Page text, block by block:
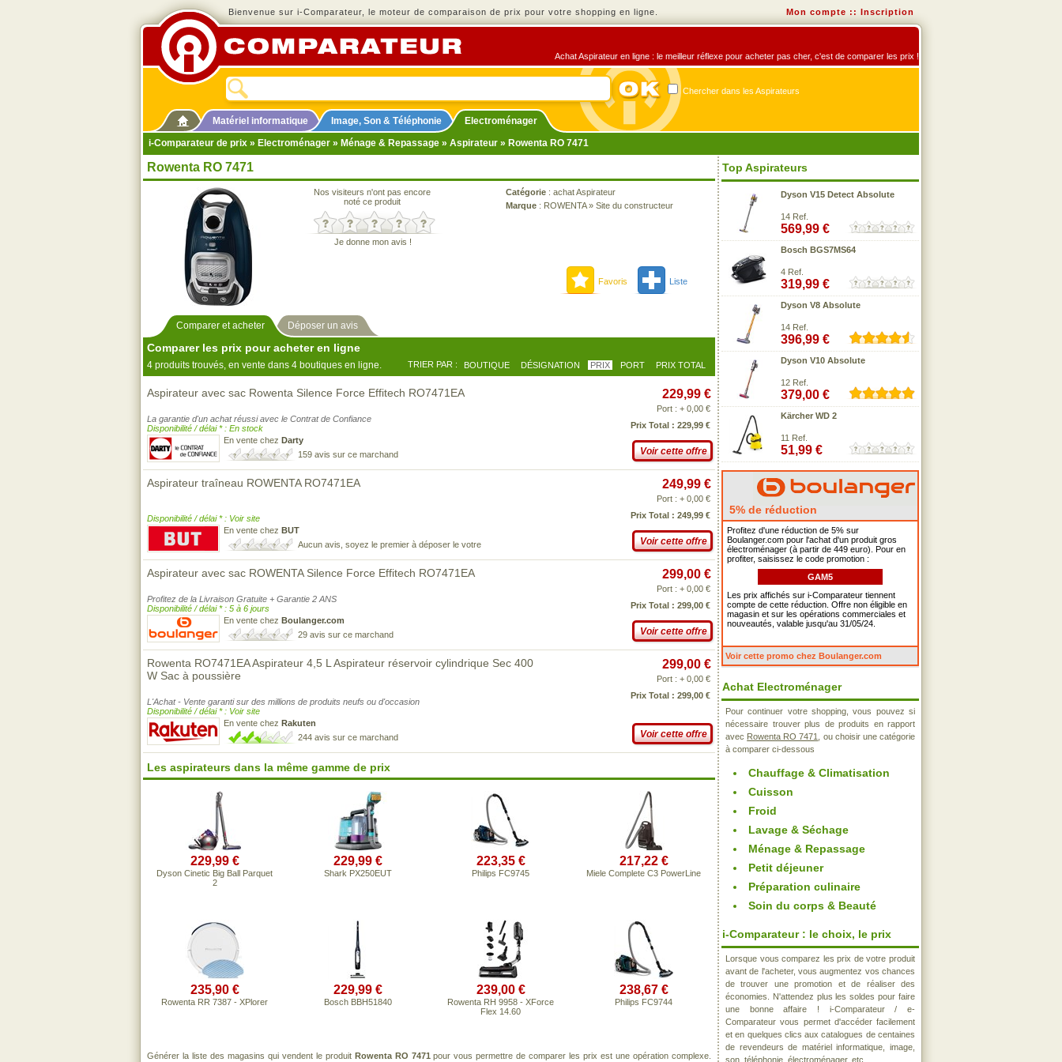
Bienvenue sur i-Comparateur, le moteur de comparaison de prix pour votre shopping en ligne. Mon compte :: Inscription
Achat Aspirateur en ligne : le meilleur réflexe pour acheter pas cher, c'est de comparer les prix !
Chercher dans les Aspirateurs
Matériel informatique Image, Son & Téléphonie
Electroménager
i-Comparateur de prix » Electroménager » Ménage & Repassage » Aspirateur » Rowenta RO 7471
Rowenta RO 7471
Nos visiteurs n'ont pas encore
noté ce produit
Je donne mon avis !
Catégorie : achat Aspirateur
Marque : ROWENTA» Site du constructeur
Favoris Liste
Comparer et acheter Déposer un avis
Comparer les prix pour acheter en ligne
4 produits trouvés, en vente dans 4 boutiques en ligne. TRIER PAR : BOUTIQUE DÉSIGNATION PRIX PORT PRIX TOTAL
Aspirateur avec sac Rowenta Silence Force Effitech RO7471EA
La garantie d'un achat réussi avec le Contrat de Confiance
Disponibilité / délai * : En stock
En vente chez Darty
159 avis sur ce marchand
229,99 €
Port : + 0,00 €
Prix Total : 229,99 €
Voir cette offre
Aspirateur traîneau ROWENTA RO7471EA
Disponibilité / délai * : Voir site
En vente chez BUT
Aucun avis, soyez le premier à déposer le votre
249,99 €
Port : + 0,00 €
Prix Total : 249,99 €
Voir cette offre
Aspirateur avec sac ROWENTA Silence Force Effitech RO7471EA
Profitez de la Livraison Gratuite + Garantie 2 ANS
Disponibilité / délai * : 5 à 6 jours
En vente chez Boulanger.com
29 avis sur ce marchand
299,00 €
Port : + 0,00 €
Prix Total : 299,00 €
Voir cette offre
Rowenta RO7471EA Aspirateur 4,5 L Aspirateur réservoir cylindrique Sec 400
W Sac à poussière
L'Achat - Vente garanti sur des millions de produits neufs ou d'occasion
Disponibilité / délai * : Voir site
En vente chez Rakuten
244 avis sur ce marchand
299,00 €
Port : + 0,00 €
Prix Total : 299,00 €
Voir cette offre
Les aspirateurs dans la même gamme de prix
229,99 €
Dyson Cinetic Big Ball Parquet
2
229,99 €
Shark PX250EUT
223,35 €
Philips FC9745
217,22 €
Miele Complete C3 PowerLine
235,90 €
Rowenta RR 7387 - XPlorer
229,99 €
Bosch BBH51840
239,00 €
Rowenta RH 9958 - XForce
Flex 14.60
238,67 €
Philips FC9744
Générer la liste des magasins qui vendent le produit Rowenta RO 7471 pour vous permettre de comparer les prix est une opération complexe.
Top Aspirateurs
Dyson V15 Detect Absolute
14 Ref.
569,99 €
Bosch BGS7MS64
4 Ref.
319,99 €
Dyson V8 Absolute
14 Ref.
396,99 €
Dyson V10 Absolute
12 Ref.
379,00 €
Kärcher WD 2
11 Ref.
51,99 €
5% de réduction
Profitez d'une réduction de 5% sur
Boulanger.com pour l'achat d'un produit gros
électroménager (à partir de 449 euro). Pour en
profiter, saisissez le code promotion :
GAM5
Les prix affichés sur i-Comparateur tiennent
compte de cette réduction. Offre non éligible en
magasin et sur les opérations commerciales et
nouveautés, valable jusqu'au 31/05/24.
Voir cette promo chez Boulanger.com
Achat Electroménager
Pour continuer votre shopping, vous pouvez si
nécessaire trouver plus de produits en rapport
avec Rowenta RO 7471
, ou choisir une catégorie
à comparer ci-dessous
Chauffage & Climatisation
Cuisson
Froid
Lavage & Séchage
Ménage & Repassage
Petit déjeuner
Préparation culinaire
Soin du corps & Beauté
i-Comparateur : le choix, le prix
Lorsque vous comparez les prix de votre produit
avant de l'acheter, vous augmentez vos chances
de trouver une promotion et de réaliser des
économies. N'attendez plus les soldes pour faire
une bonne affaire ! i-Comparateur / e-
Comparateur vous permet d'accéder facilement
et en quelques clics aux catalogues de centaines
de revendeurs de matériel informatique, image,
son, téléphonie, électroménager, etc..